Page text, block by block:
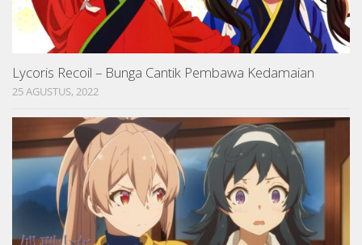
Lycoris Recoil – Bunga Cantik Pembawa Kedamaian
25 AGUSTUS, 2022